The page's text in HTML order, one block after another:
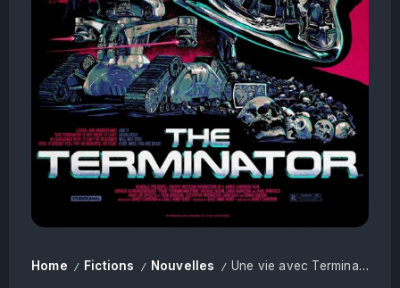
Home / Fictions / Nouvelles / Une vie avec Terminator – Nouvelle